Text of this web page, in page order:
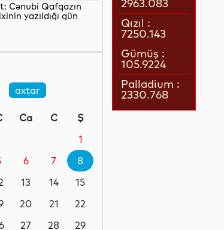
Cənubi Qafqazın
yazıldığı gün
niyə üzr istəmişdi?
20:41
xəstəliyinin
20:17
Ca C
Ş
1
6 7
8
13 14
15
20 21
22
27 28
29
2963.083
Qızıl :
7250.143
Gümüş :
105.9224
Palladium :
2330.768